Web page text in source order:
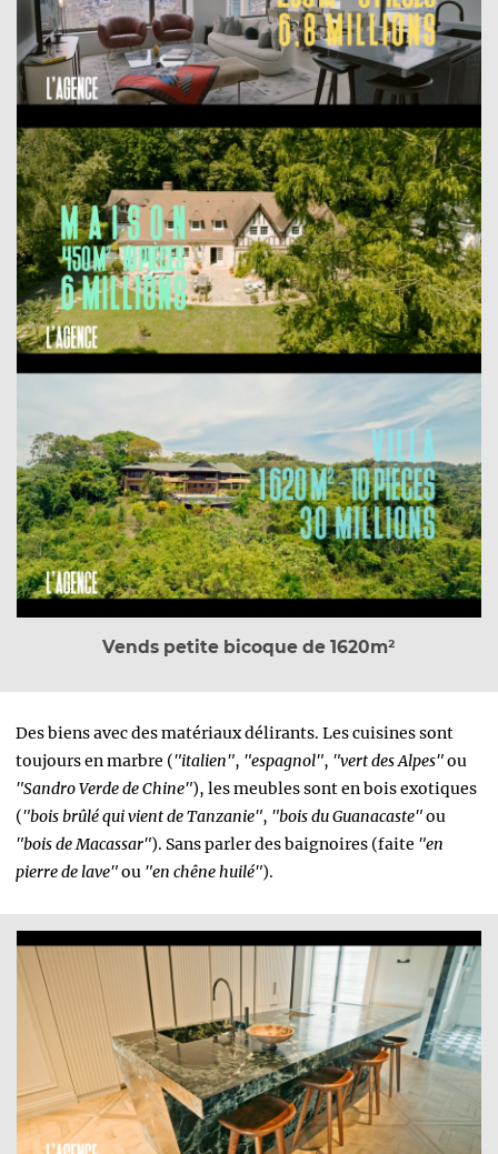
Vends petite bicoque de 1620m²
Des biens avec des matériaux délirants. Les cuisines sont
toujours en marbre ("italien", "espagnol", "vert des Alpes"ou
"Sandro Verde de Chine"), les meubles sont en bois exotiques
("bois brûlé qui vient de Tanzanie", "bois du Guanacaste"ou
"bois de Macassar"). Sans parler des baignoires (faite "en
pierre de lave"ou "en chêne huilé").